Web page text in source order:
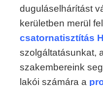
duguláselhárítást
kerületben merül
csatornatisztítás
szolgáltatásunkat,
szakembereink
lakói számára a